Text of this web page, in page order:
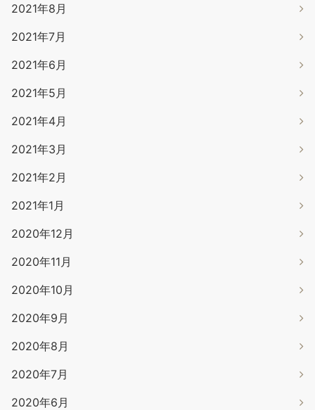
2021年8月
2021年7月
2021年6月
2021年5月
2021年4月
2021年3月
2021年2月
2021年1月
2020年12月
2020年11月
2020年10月
2020年9月
2020年8月
2020年7月
2020年6月